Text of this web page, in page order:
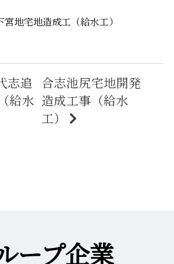
地宅地造成工（給水工）
志追
給水
合志池尻宅地開発
造成工事（給水
工）
ープ企業